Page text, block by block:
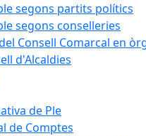
segons partits polítics
segons conselleries
Consell Comarcal en
d'Alcaldies
de Ple
de Comptes